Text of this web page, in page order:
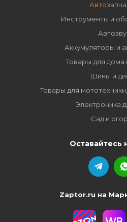
Инструменты и
Аккумуляторы и
Товары для дома
Шины и
Товары для
Электроника
Сад и
Оставайтесь
Zaptor.ru на